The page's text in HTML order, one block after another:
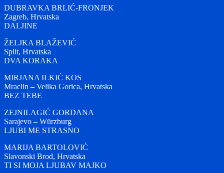
DUBRAVKA BRLIĆ-FRONJEK
Zagreb, Hrvatska
DALJINE
ŽELJKA BLAŽEVIĆ
Split, Hrvatska
DVA KORAKA
MIRJANA ILKIĆ KOS
Mraclin – Velika Gorica, Hrvatska
BEZ TEBE
ZEJNILAGIĆ GORDANA
Sarajevo – Würzburg
LJUBI ME STRASNO
MARIJA BARTOLOVIĆ
Slavonski Brod, Hrvatska
TI SI MOJA LJUBAV MAJKO